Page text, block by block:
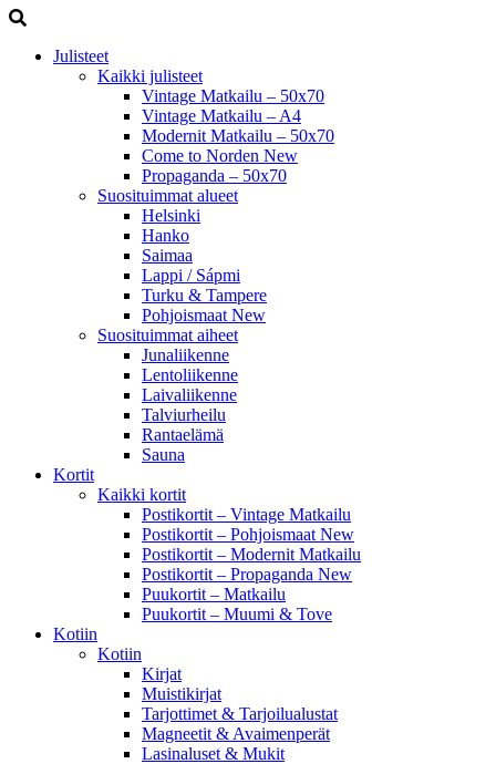
Julisteet
Kaikki julisteet
Vintage Matkailu – 50x70
Vintage Matkailu – A4
Modernit Matkailu – 50x70
Come to Norden New
Propaganda – 50x70
Suosituimmat alueet
Helsinki
Hanko
Saimaa
Lappi / Sápmi
Turku & Tampere
Pohjoismaat New
Suosituimmat aiheet
Junaliikenne
Lentoliikenne
Laivaliikenne
Talviurheilu
Rantaelämä
Sauna
Kortit
Kaikki kortit
Postikortit – Vintage Matkailu
Postikortit – Pohjoismaat New
Postikortit – Modernit Matkailu
Postikortit – Propaganda New
Puukortit – Matkailu
Puukortit – Muumi & Tove
Kotiin
Kotiin
Kirjat
Muistikirjat
Tarjottimet & Tarjoilualustat
Magneetit & Avaimenperät
Lasinaluset & Mukit